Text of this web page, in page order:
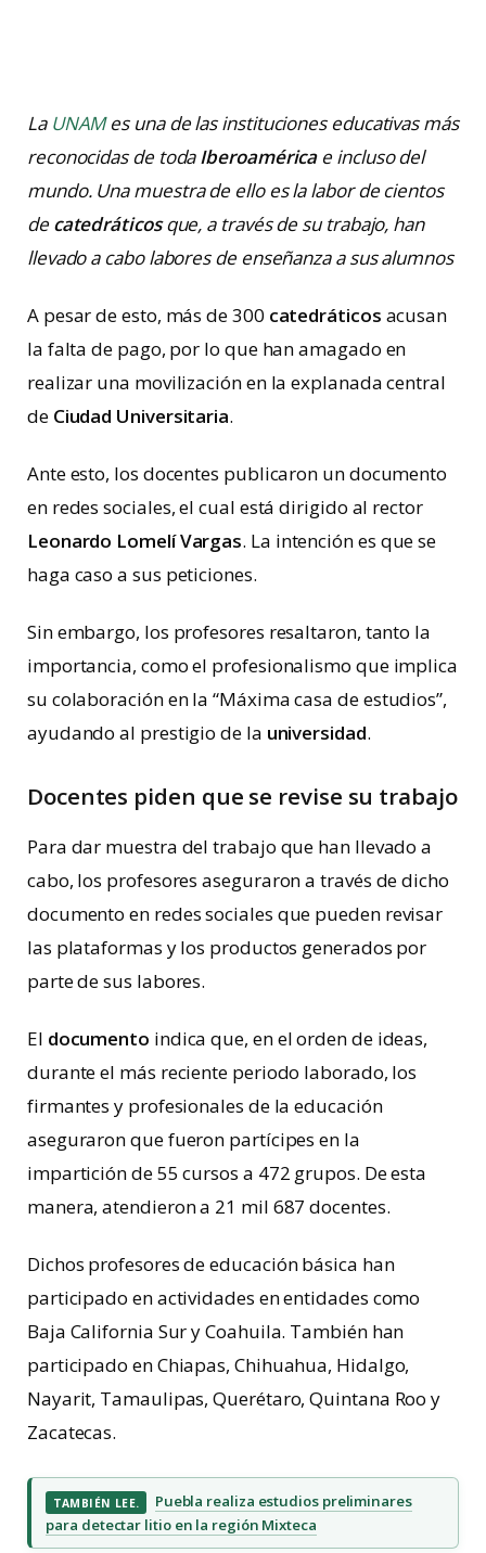
La UNAMes una de las instituciones educativas más
reconocidas de todaIberoaméricae incluso del
mundo. Una muestra de ello es la labor de cientos
de catedráticosque, a través de su trabajo, han
llevado a cabo labores de enseñanza a sus alumnos
A pesar de esto, más de 300 catedráticos acusan
la falta de pago, por lo que han amagado en
realizar una movilización en la explanada central
de Ciudad Universitaria.
Ante esto, los docentes publicaron un documento
en redes sociales, el cual está dirigido al rector
Leonardo Lomelí Vargas. La intención es que se
haga caso a sus peticiones.
Sin embargo, los profesores resaltaron, tanto la
importancia, como el profesionalismo que implica
su colaboración en la “Máxima casa de estudios”,
ayudando al prestigio de la universidad.
Docentes piden que se revise su trabajo
Para dar muestra del trabajo que han llevado a
cabo, los profesores aseguraron a través de dicho
documento en redes sociales que pueden revisar
las plataformas y los productos generados por
parte de sus labores.
El documento indica que, en el orden de ideas,
durante el más reciente periodo laborado, los
firmantes y profesionales de la educación
aseguraron que fueron partícipes en la
impartición de 55 cursos a 472 grupos. De esta
manera, atendieron a 21 mil 687 docentes.
Dichos profesores de educación básica han
participado en actividades en entidades como
Baja California Sur y Coahuila. También han
participado en Chiapas, Chihuahua, Hidalgo,
Nayarit, Tamaulipas, Querétaro, Quintana Roo y
Zacatecas.
TAMBIÉN LEE.
Puebla realiza estudios preliminares
para detectar litio en la región Mixteca